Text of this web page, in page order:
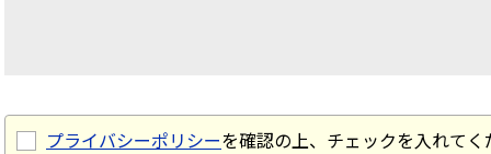
プライバシーポリシーを確認の上、チェックを入れてく